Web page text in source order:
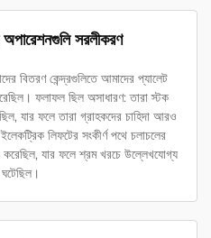
অপারেশনগুলি সরলীকরণ
বিতরণ কেন্দ্রগুলিতে আমাদের প্যালেট
ফলাফল ছিল অসাধারণ: তারা স্টক
যার ফলে তারা গ্রাহকদের চাহিদা আরও
লিফটের সংকীর্ণ পথে চলাচলের
করেছিল, যার ফলে শ্রম খরচে উল্লেখযোগ্য